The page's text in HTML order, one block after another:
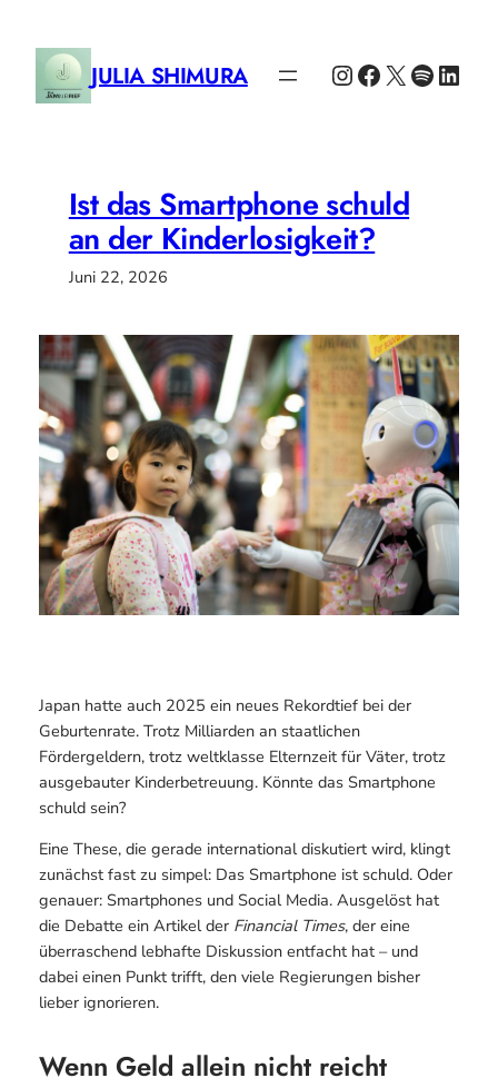
Inhalt
springen
JULIA SHIMURA Instagram
Facebook
X Spotify
Ist das Smartphone schuld
an der Kinderlosigkeit?
Juni 22, 2026
Japan hatte auch 2025 ein neues Rekordtief bei der
Geburtenrate. Trotz Milliarden an staatlichen
Fördergeldern, trotz weltklasse Elternzeit für Väter, trotz
ausgebauter Kinderbetreuung. Könnte das Smartphone
schuld sein?
Eine These, die gerade international diskutiert wird, klingt
zunächst fast zu simpel: Das Smartphone ist schuld. Oder
genauer: Smartphones und Social Media. Ausgelöst hat
die Debatte ein Artikel der Financial Times, der eine
überraschend lebhafte Diskussion entfacht hat – und
dabei einen Punkt trifft, den viele Regierungen bisher
lieber ignorieren.
Wenn Geld allein nicht reicht